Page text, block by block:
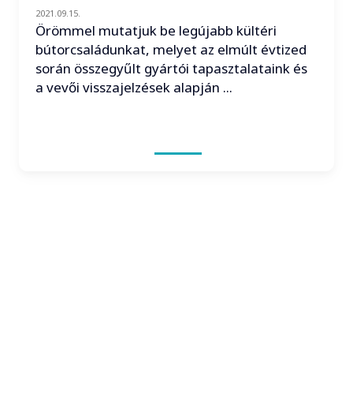
2021.09.15.
Örömmel mutatjuk be legújabb kültéri
bútorcsaládunkat, melyet az elmúlt évtized
során összegyűlt gyártói tapasztalataink és
a vevői visszajelzések alapján ...